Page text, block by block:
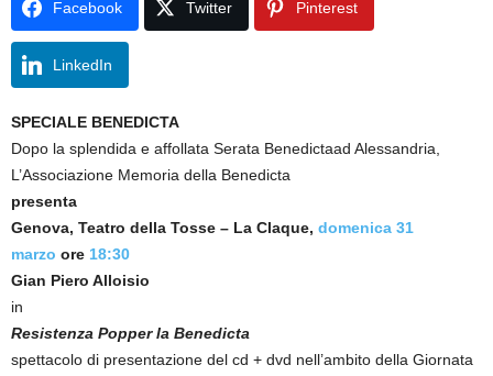
Facebook Twitter Pinterest
LinkedIn
SPECIALE BENEDICTA
Dopo la splendida e affollata Serata Benedictaad Alessandria,
L’Associazione Memoria della Benedicta
presenta
Genova, Teatro della Tosse – La Claque, domenica 31
marzo ore 18:30
Gian Piero Alloisio
in
Resistenza Popper la Benedicta
spettacolo di presentazione del cd + dvd nell’ambito della Giornata